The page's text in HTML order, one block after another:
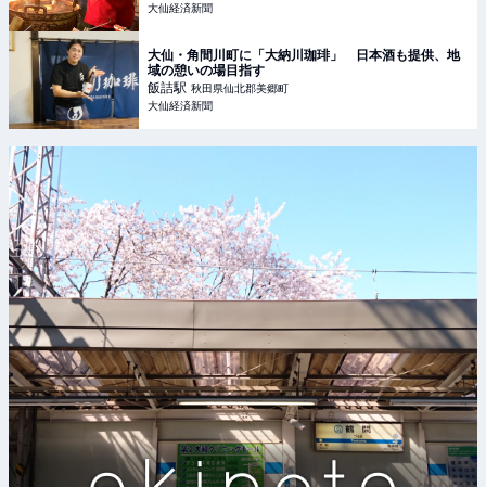
大仙経済新聞
大仙・角間川町に「大納川珈琲」 日本酒も提供、地
域の憩いの場目指す
飯詰駅 秋田県仙北郡美郷町
大仙経済新聞